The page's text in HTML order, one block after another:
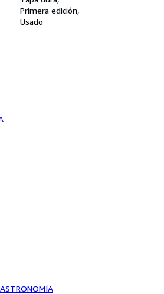
Primera edición
Usado